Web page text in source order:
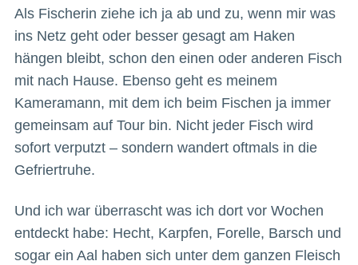
Als Fischerin ziehe ich ja ab und zu, wenn mir was
ins Netz geht oder besser gesagt am Haken
hängen bleibt, schon den einen oder anderen Fisch
mit nach Hause. Ebenso geht es meinem
Kameramann, mit dem ich beim Fischen ja immer
gemeinsam auf Tour bin. Nicht jeder Fisch wird
sofort verputzt – sondern wandert oftmals in die
Gefriertruhe.
Und ich war überrascht was ich dort vor Wochen
entdeckt habe: Hecht, Karpfen, Forelle, Barsch und
sogar ein Aal haben sich unter dem ganzen Fleisch